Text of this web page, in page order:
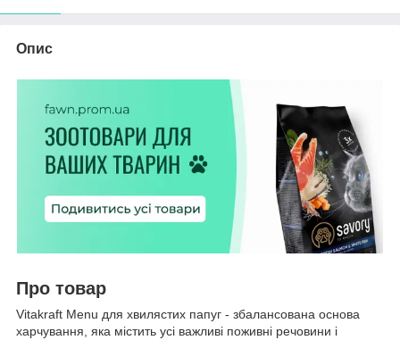
Опис
Про товар
Vitakraft Menu для хвилястих папуг - збалансована основа
харчування, яка містить усі важливі поживні речовини і